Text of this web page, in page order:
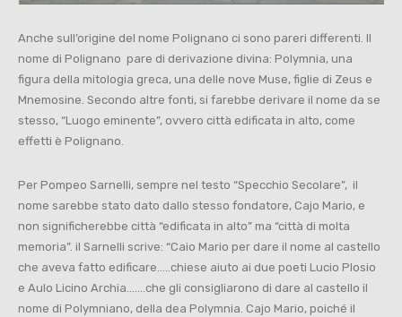
Anche sull’origine del nome Polignano ci sono pareri differenti. Il
nome di Polignano pare di derivazione divina: Polymnia, una
figura della mitologia greca, una delle nove Muse, figlie di Zeus e
Mnemosine. Secondo altre fonti, si farebbe derivare il nome da se
stesso, “Luogo eminente”, ovvero città edificata in alto, come
effetti è Polignano.
Per Pompeo Sarnelli, sempre nel testo “Specchio Secolare”, il
nome sarebbe stato dato dallo stesso fondatore, Cajo Mario, e
non significherebbe città “edificata in alto” ma “città di molta
memoria”. il Sarnelli scrive: “Caio Mario per dare il nome al castello
che aveva fatto edificare…..chiese aiuto ai due poeti Lucio Plosio
e Aulo Licino Archia…….che gli consigliarono di dare al castello il
nome di Polymniano, della dea Polymnia. Cajo Mario, poiché il